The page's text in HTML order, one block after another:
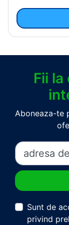
Fii
Aboneaza-te
Sunt de
privind